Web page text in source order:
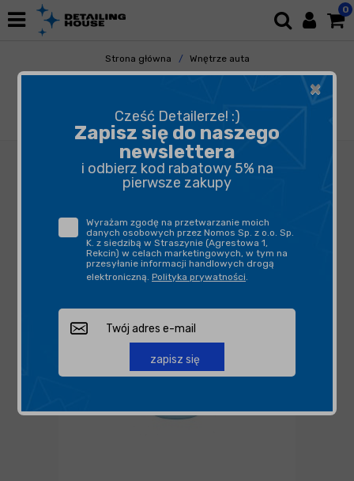
0
Strona główna
Wnętrze auta
Plastiki Wewnętrzne
Poorboy's Natural Look 946ml - środek do
pielęgnacji plastików, winylu i gumy
×
Cześć Detailerze! :)
Zapisz się do naszego
newslettera
i odbierz kod rabatowy 5% na
pierwsze zakupy
Wyrażam zgodę na przetwarzanie moich
danych osobowych przez Nomos Sp. z o.o. Sp.
K. z siedzibą w Straszynie (Agrestowa 1,
Rekcin) w celach marketingowych, w tym na
przesyłanie informacji handlowych drogą
elektroniczną. Polityka prywatności.
zapisz się